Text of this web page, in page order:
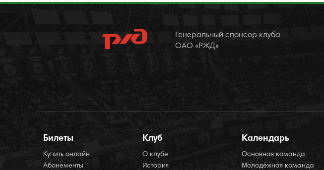
Генеральный спонсор клуба
ОАО «РЖД»
Билеты
Купить онлайн
Абонементы
Клуб
О клубе
История
Календарь
Основная команда
Молодёжная команда